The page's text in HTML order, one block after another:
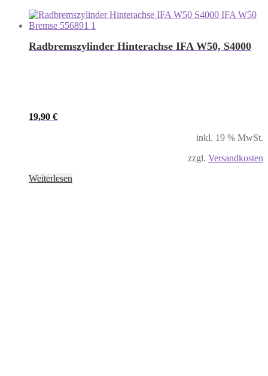
Radbremszylinder Hinterachse IFA W50, S4000
19,90 €
inkl. 19 % MwSt.
zzgl. Versandkosten
Weiterlesen